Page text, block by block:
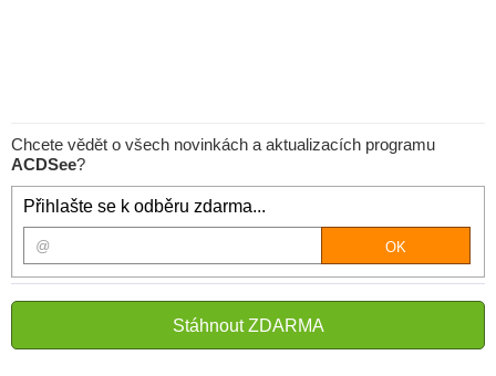
Chcete vědět o všech novinkách a aktualizacích programu
ACDSee?
Přihlašte se k odběru zdarma...
Stáhnout ZDARMA